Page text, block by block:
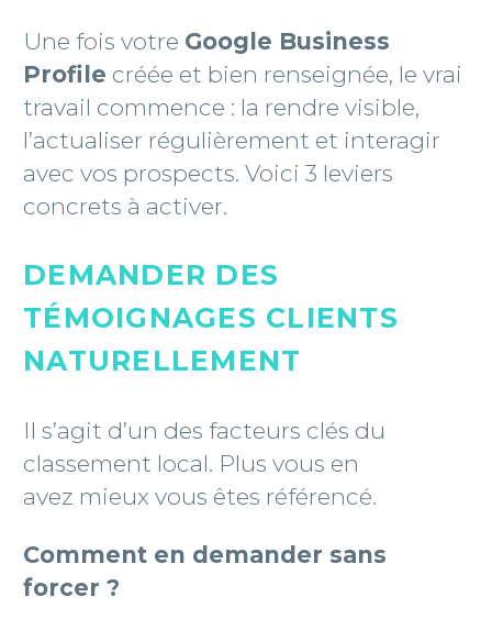
Une fois votre Google Business
Profile créée et bien renseignée, le vrai
travail commence : la rendre visible,
l’actualiser régulièrement et interagir
avec vos prospects. Voici 3 leviers
concrets à activer.
DEMANDER DES
TÉMOIGNAGES CLIENTS
NATURELLEMENT
Il s’agit d’un des facteurs clés du
classement local. Plus vous en
avez mieux vous êtes référencé.
Comment en demander sans
forcer ?